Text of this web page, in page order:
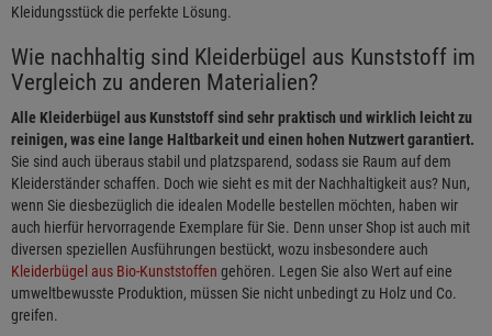
Kleidungsstück die perfekte Lösung.
Wie nachhaltig sind Kleiderbügel aus Kunststoff im
Vergleich zu anderen Materialien?
Alle Kleiderbügel aus Kunststoff sind sehr praktisch und wirklich leicht zu
reinigen, was eine lange Haltbarkeit und einen hohen Nutzwert garantiert.
Sie sind auch überaus stabil und platzsparend, sodass sie Raum auf dem
Kleiderständer schaffen. Doch wie sieht es mit der Nachhaltigkeit aus? Nun,
wenn Sie diesbezüglich die idealen Modelle bestellen möchten, haben wir
auch hierfür hervorragende Exemplare für Sie. Denn unser Shop ist auch mit
diversen speziellen Ausführungen bestückt, wozu insbesondere auch
Kleiderbügel aus Bio-Kunststoffen gehören. Legen Sie also Wert auf eine
umweltbewusste Produktion, müssen Sie nicht unbedingt zu Holz und Co.
greifen.